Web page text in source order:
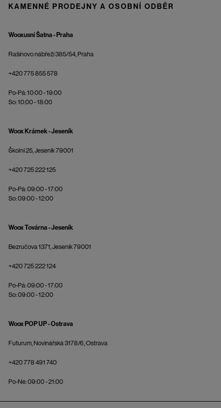
KAMENNÉ PRODEJNY A OSOBNÍ ODBĚR
Wooxusní Šatna - Praha
Rašínovo nábřeží 385/54, Praha
+420 775 855 578
Po-Pá: 10:00 - 19:00
So: 10:00 - 18:00
Woox Krámek - Jeseník
Školní 25, Jeseník 79001
+420 725 222 125
Po-Pá: 09:00 - 17:00
So: 09:00 - 12:00
Woox Továrna - Jeseník
Bezručova 1371, Jeseník 79001
+420 725 222 124
Po-Pá: 09:00 - 17:00
So: 09:00 - 12:00
Woox POP UP - Ostrava
Futurum, Novinářská 3178/6, Ostrava
+420 778 491 740
Po-Ne: 09:00 - 21:00